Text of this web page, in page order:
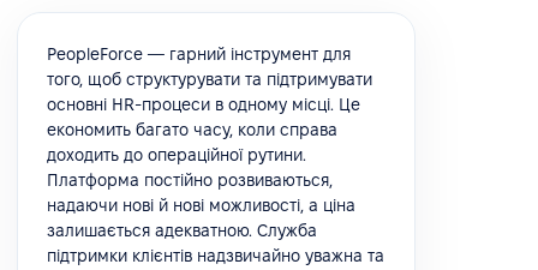
PeopleForce — гарний інструмент для
того, щоб структурувати та підтримувати
основні HR-процеси в одному місці. Це
економить багато часу, коли справа
доходить до операційної рутини.
Платформа постійно розвиваються,
надаючи нові й нові можливості, а ціна
залишається адекватною. Служба
підтримки клієнтів надзвичайно уважна та